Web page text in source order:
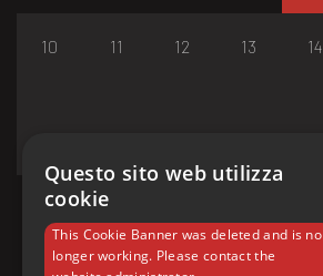
10 11 12 13 14
17 18
Questo sito web utilizza
cookie
This Cookie Banner was deleted and is no
longer working. Please contact the